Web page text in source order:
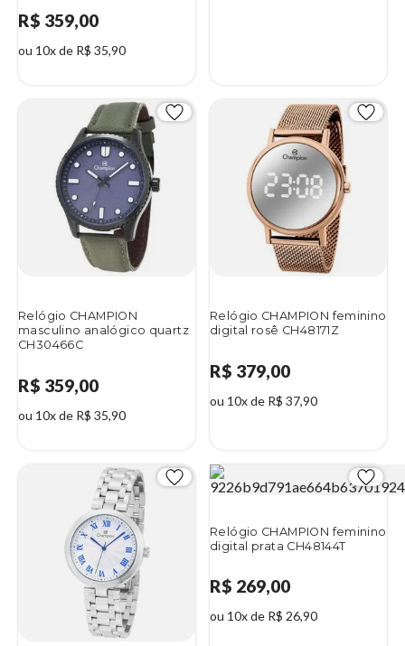
R$ 359,00
ou 10x de R$ 35,90
Relógio CHAMPION
masculino analógico quartz
CH30466C
R$ 359,00
ou 10x de R$ 35,90
Relógio CHAMPION feminino
digital rosê CH48171Z
R$ 379,00
ou 10x de R$ 37,90
Relógio CHAMPION feminino
digital prata CH48144T
R$ 269,00
ou 10x de R$ 26,90